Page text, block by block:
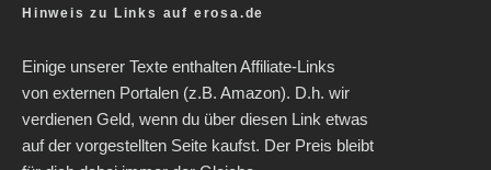
Hinweis zu Links auf erosa.de
Einige unserer Texte enthalten Affiliate-Links
von externen Portalen (z.B. Amazon). D.h. wir
verdienen Geld, wenn du über diesen Link etwas
auf der vorgestellten Seite kaufst. Der Preis bleibt